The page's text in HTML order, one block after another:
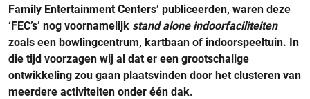
Family Entertainment Centers’ publiceerden, waren deze
‘FEC’s’ nog voornamelijk stand alone indoorfaciliteiten
zoals een bowlingcentrum, kartbaan of indoorspeeltuin. In
die tijd voorzagen wij al dat er een grootschalige
ontwikkeling zou gaan plaatsvinden door het clusteren van
meerdere activiteiten onder één dak.